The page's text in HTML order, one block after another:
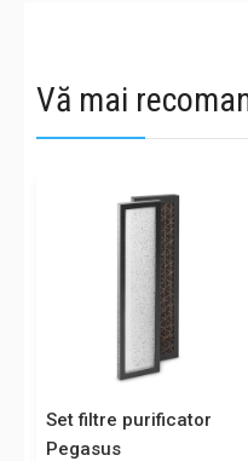
Vă mai
Set filtre purificator
Pegasus